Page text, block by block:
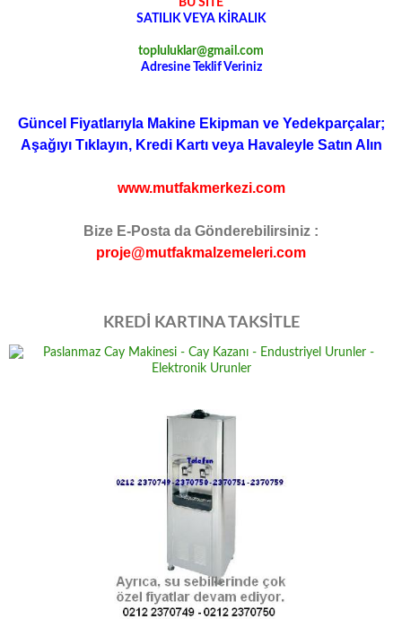
BU SİTE
SATILIK VEYA KİRALIK
topluluklar@gmail.com
Adresine Teklif Veriniz
Güncel Fiyatlarıyla Makine Ekipman ve Yedekparçalar;
Aşağıyı Tıklayın, Kredi Kartı veya Havaleyle Satın Alın
www.mutfakmerkezi.com
Bize E-Posta da Gönderebilirsiniz :
proje@mutfakmalzemeleri.com
KREDİ KARTINA TAKSİTLE